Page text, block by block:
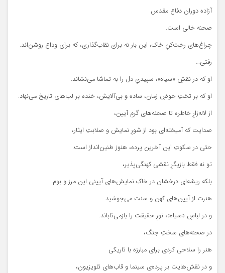
آزاده دوران دفاع مقدس
صحنه خالی است.
چراغ‌های رخت‌کنِ خاک، این بار نه برای نقاب‌گذاری، که برای وداع روشن‌اند.
رفتی…
او که در نقشِ «سیاه»، سپیدیِ دل را به تماشا می‌نشاند.
او که بر تختِ حوضِ زمان، ساده و بی‌آلایش، خنده بر لب‌های تاریخ می‌نهاد.
از لاله‌زارِ خاطره تا صحنه‌های گرمِ آیین،
صدایت که آمیخته‌ای بود از شورِ نمایش و صلابتِ ایثار،
حتی در سکوتِ این آخرین پرده، هنوز طنین‌انداز است.
تو نه فقط بازیگرِ نقشی کهنگی‌پذیر،
بلکه ریشه‌ای درخشان در خاکِ نمایش‌های آیینی این مرز و بوم.
هنرت از آیین‌های کهن و سنت می‌جوشید
و در لباسِ «سیاه»، نورِ حقیقت را بازمی‌تاباند.
در صحنه‌های سختِ جنگ،
هنر را سلاحی کردی برای مبارزه با تاریکی
و در نقش‌هایت بر پرده‌ی سینما و قاب‌های تلویزیون،